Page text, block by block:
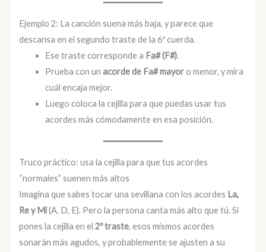
Ejemplo 2: La canción suena más baja, y parece que
descansa en el segundo traste de la 6ª cuerda.
Ese traste corresponde a Fa# (F#).
Prueba con unacorde de Fa# mayoro menor, y mira
cuál encaja mejor.
Luego coloca la cejilla para que puedas usar tus
acordes más cómodamente en esa posición.
Truco práctico: usa la cejilla para que tus acordes
“normales” suenen más altos
Imagina que sabes tocar una sevillana con los acordes La,
Re y Mi(A, D, E). Pero la persona canta más alto que tú. Si
pones la cejilla en el2º traste, esos mismos acordes
sonarán más agudos, y probablemente se ajusten a su